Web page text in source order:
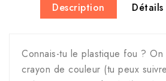
Description
Connais-tu le plastique fou ? On
crayon de couleur (tu peux